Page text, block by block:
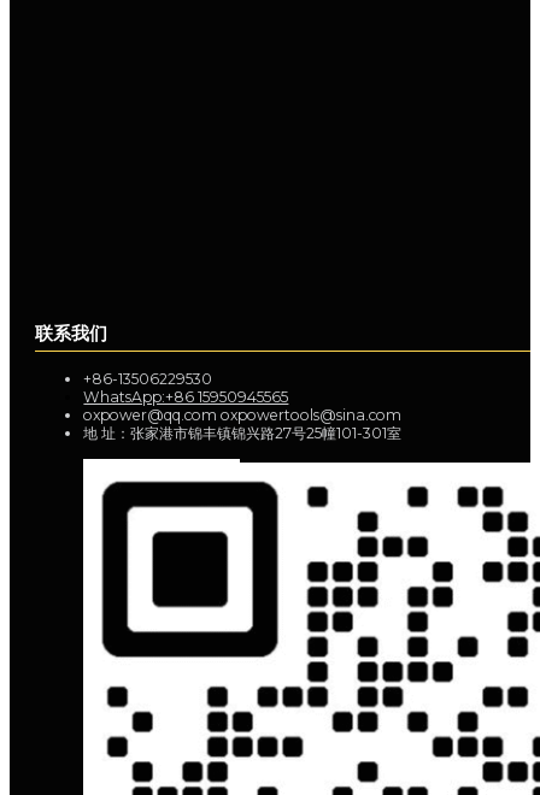
联系我们
+86-13506229530
WhatsApp:+86 15950945565
oxpower@qq.com oxpowertools@sina.com
地 址：张家港市锦丰镇锦兴路27号25幢101-301室